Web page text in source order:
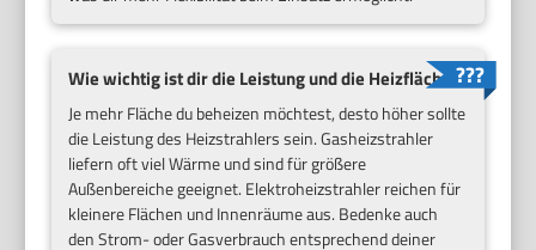
Wie wichtig ist dir die Leistung und die Heizfläche?
Je mehr Fläche du beheizen möchtest, desto höher sollte
die Leistung des Heizstrahlers sein. Gasheizstrahler
liefern oft viel Wärme und sind für größere
Außenbereiche geeignet. Elektroheizstrahler reichen für
kleinere Flächen und Innenräume aus. Bedenke auch
den Strom- oder Gasverbrauch entsprechend deiner